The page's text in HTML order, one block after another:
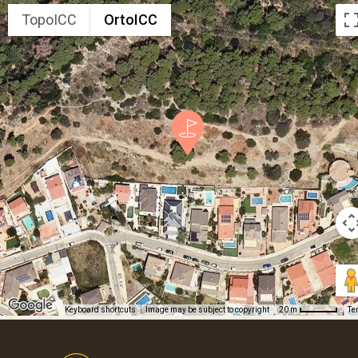
TopoICC OrtoICC
Keyboard shortcuts Image may be subject to copyright 20 m